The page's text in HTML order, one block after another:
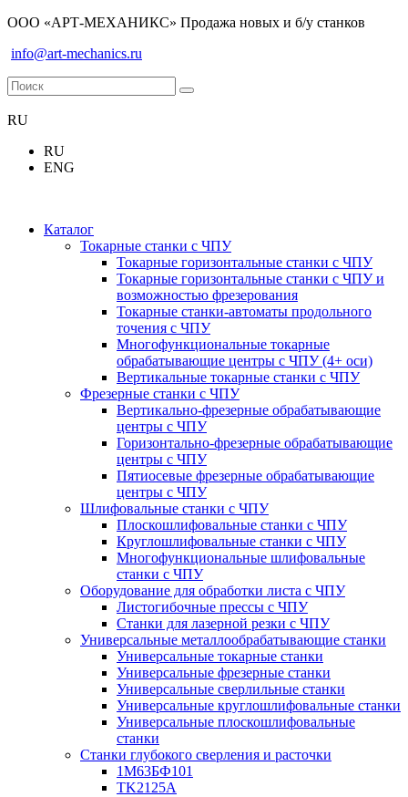
ООО «АРТ-МЕХАНИКС» Продажа новых и б/у станков
info@art-mechanics.ru
RU
RU
ENG
Каталог
Токарные станки с ЧПУ
Токарные горизонтальные станки с ЧПУ
Токарные горизонтальные станки с ЧПУ и
возможностью фрезерования
Токарные станки-автоматы продольного
точения с ЧПУ
Многофункциональные токарные
обрабатывающие центры с ЧПУ (4+ оси)
Вертикальные токарные станки с ЧПУ
Фрезерные станки с ЧПУ
Вертикально-фрезерные обрабатывающие
центры с ЧПУ
Горизонтально-фрезерные обрабатывающие
центры с ЧПУ
Пятиосевые фрезерные обрабатывающие
центры с ЧПУ
Шлифовальные станки с ЧПУ
Плоскошлифовальные станки с ЧПУ
Круглошлифовальные станки с ЧПУ
Многофункциональные шлифовальные
станки с ЧПУ
Оборудование для обработки листа с ЧПУ
Листогибочные прессы с ЧПУ
Станки для лазерной резки с ЧПУ
Универсальные металлообрабатывающие станки
Универсальные токарные станки
Универсальные фрезерные станки
Универсальные сверлильные станки
Универсальные круглошлифовальные станки
Универсальные плоскошлифовальные
станки
Станки глубокого сверления и расточки
1М63БФ101
TK2125A